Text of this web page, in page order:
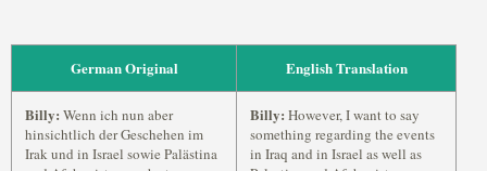
German Original English Translation
Billy: Wenn ich nun aber
hinsichtlich der Geschehen im
Irak und in Israel sowie Palästina
Billy: However, I want to say
something regarding the events
in Iraq and in Israel as well as